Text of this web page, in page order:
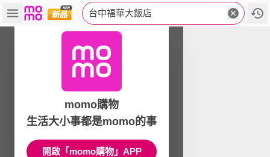
台中福華大飯店
momo購物
生活大小事都是momo的事
開啟「momo購物」APP